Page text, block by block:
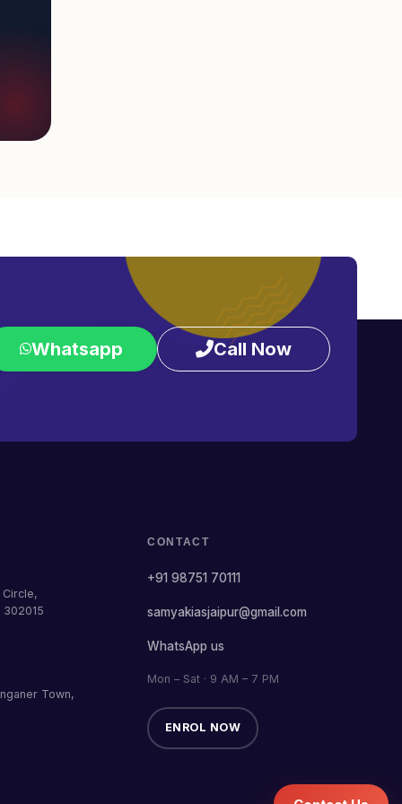
Whatsapp Call Now
Town,
CONTACT
+91 98751 70111
samyakiasjaipur@gmail.com
WhatsApp us
Mon – Sat · 9 AM – 7 PM
ENROL NOW